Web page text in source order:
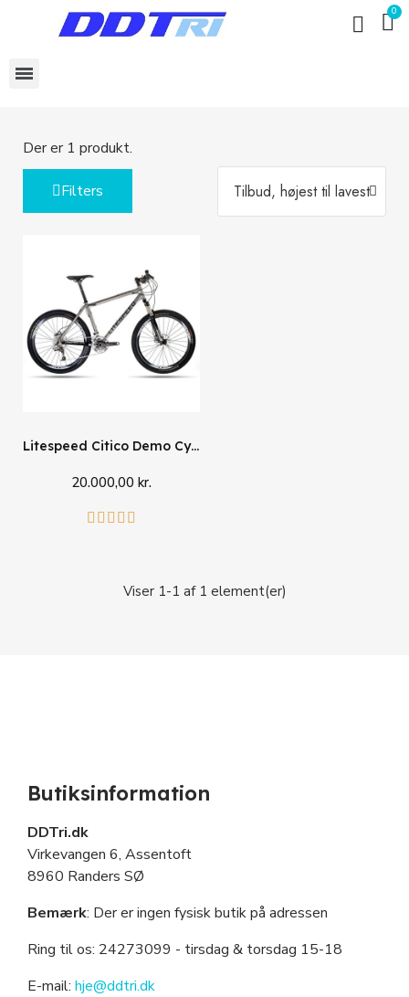
Der er 1 produkt.
Filters
Litespeed Citico Demo Cykel
20.000,00 kr.
    
Viser 1-1 af 1 element(er)
Butiksinformation
DDTri.dk
Virkevangen 6, Assentoft
8960 Randers SØ
Bemærk: Der er ingen fysisk butik på adressen
Ring til os: 24273099 - tirsdag & torsdag 15-18
E-mail: hje@ddtri.dk